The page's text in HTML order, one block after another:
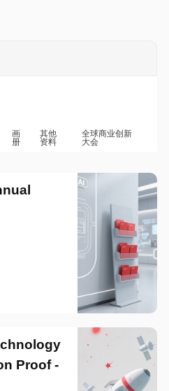
画
册
其他
资料
全球商业创新
大会
Proof -